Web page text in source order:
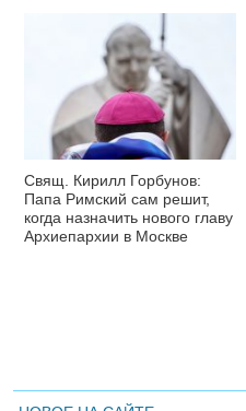
Свящ. Кирилл Горбунов:
Папа Римский сам решит,
когда назначить нового главу
Архиепархии в Москве